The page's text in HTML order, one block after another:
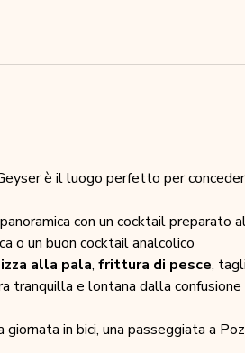
è il luogo perfetto per
con un cocktail preparato
o un buon cocktail analcolico
alla pala, frittura di pesce,
tranquilla e lontana dalla
giornata in bici, una passeggiata a